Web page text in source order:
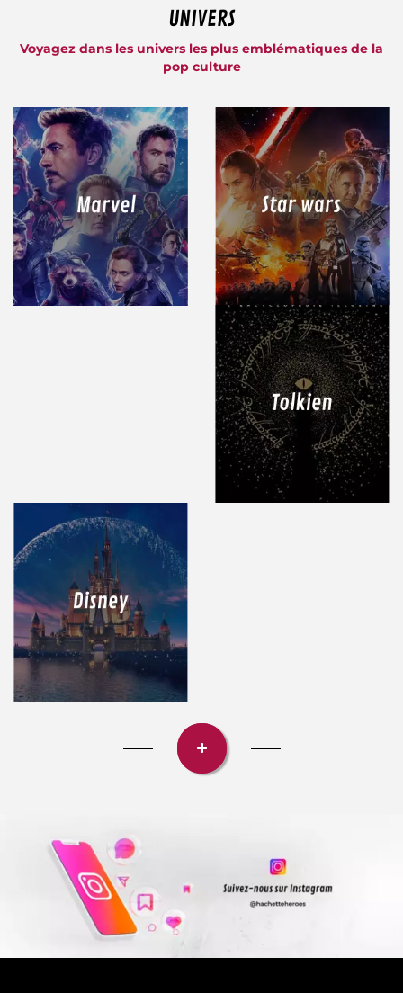
UNIVERS
Voyagez dans les univers les plus emblématiques de la
pop culture